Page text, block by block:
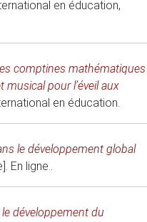
en éducation,
comptines mathématiques
musical pour l’éveil aux
en éducation.
le développement global
En ligne..
développement du